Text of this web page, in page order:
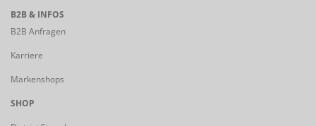
B2B & INFOS
B2B Anfragen
Karriere
Markenshops
SHOP